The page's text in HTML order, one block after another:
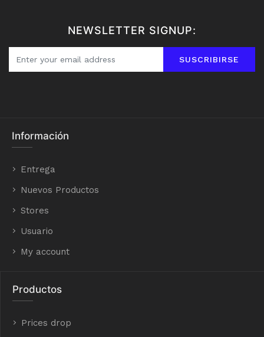
NEWSLETTER SIGNUP:
SUSCRIBIRSE
Información
Entrega
Nuevos Productos
Stores
Usuario
My account
Productos
Prices drop